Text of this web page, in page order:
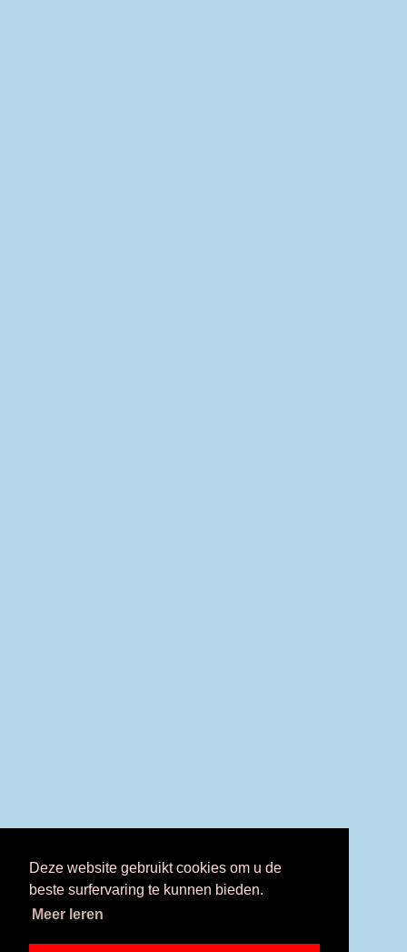
Deze website gebruikt cookies om u de
beste surfervaring te kunnen bieden.
Meer leren